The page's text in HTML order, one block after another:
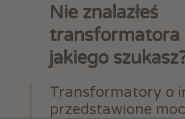
Nie znalazłeś
transformatora
jakiego
Transformatory o
przedstawione